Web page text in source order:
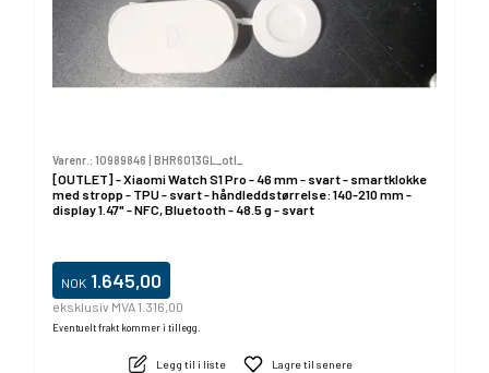
Varenr.: 10989846 BHR6013GL_otl_
[OUTLET] - Xiaomi Watch S1 Pro - 46 mm - svart - smartklokke
med stropp - TPU - svart - håndleddstørrelse: 140-210 mm -
display 1.47" - NFC, Bluetooth - 48.5 g - svart
NOK 1.645,00
eksklusiv MVA 1.316,00
Eventuelt frakt kommer i tillegg.
Legg til i liste Lagre til senere